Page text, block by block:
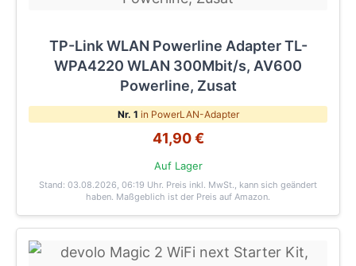
TP-Link WLAN Powerline Adapter TL-
WPA4220 WLAN 300Mbit/s, AV600
Powerline, Zusat
Nr. 1 in PowerLAN-Adapter
41,90 €
Auf Lager
Stand: 03.08.2026, 06:19 Uhr. Preis inkl. MwSt., kann sich geändert
haben. Maßgeblich ist der Preis auf Amazon.